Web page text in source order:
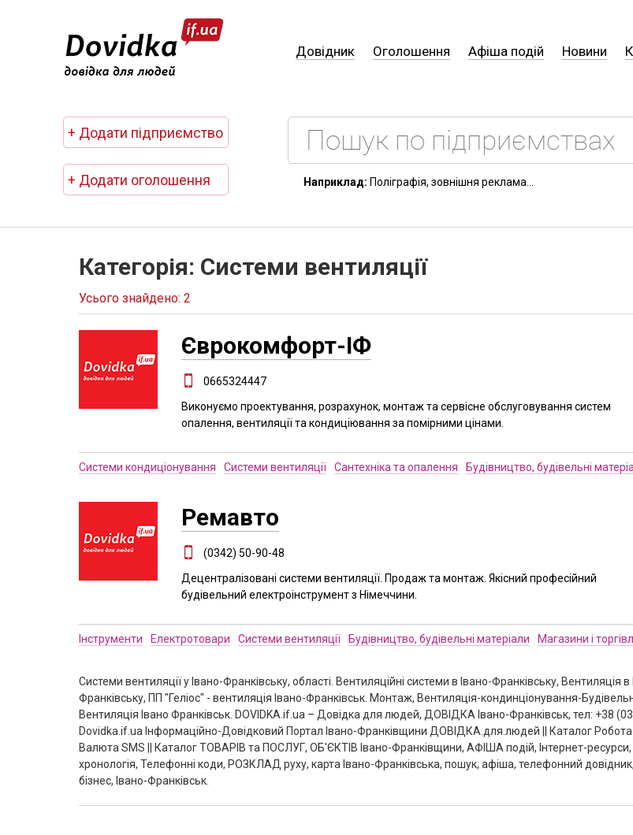
Довідник Оголошення Афіша подій Новини
+ Додати підприємство
+ Додати оголошення Наприклад: Поліграфія, зовнішня реклама...
Категорія: Системи вентиляції
Усього знайдено: 2
Єврокомфорт-ІФ
0665324447
Виконуємо проектування, розрахунок, монтаж та сервісне обслуговування систем
опалення, вентиляції та кондиціювання за помірними цінами.
Системи кондиціонування Системи вентиляції Сантехніка та опалення Будівництво, будівельні
Ремавто
(0342) 50-90-48
Децентралізовані системи вентиляції. Продаж та монтаж. Якісний професійний
будівельний електроінструмент з Німеччини.
Інструменти Електротовари Системи вентиляції Будівництво, будівельні матеріали Магазини і
Системи вентиляції у Івано-Франківську, області. Вентиляційні системи в Івано-Франківську, Вентиляція в
Франківську, ПП "Геліос" - вентиляція Івано-Франківськ. Монтаж, Вентиляція-кондинціонування-
Вентиляція Івано Франківськ‎. DOVIDKA.if.ua – Довідка для людей, ДОВІДКА Івано-Франківськ, тел: +38
Dovidka.if.ua Інформаційно-Довідковий Портал Івано-Франківщини ДОВІДКА.для.людей || Каталог
Валюта SMS || Каталог ТОВАРІВ та ПОСЛУГ, ОБ'ЄКТІВ Івано-Франківщини, АФІША подій, Інтернет-ресурси,
хронологія, Телефонні коди, РОЗКЛАД руху, карта Івано-Франківська, пошук, афіша, телефонний
бізнес, Івано-Франківськ.